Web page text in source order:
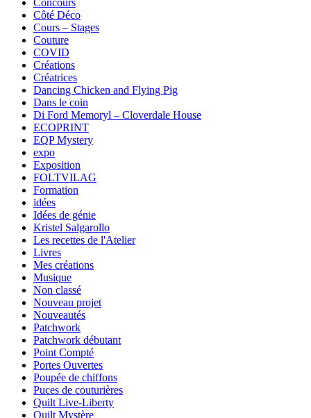
Concours
Côté Déco
Cours – Stages
Couture
COVID
Créations
Créatrices
Dancing Chicken and Flying Pig
Dans le coin
Di Ford Memoryl – Cloverdale House
ECOPRINT
EQP Mystery
expo
Exposition
FOLTVILAG
Formation
idées
Idées de génie
Kristel Salgarollo
Les recettes de l'Atelier
Livres
Mes créations
Musique
Non classé
Nouveau projet
Nouveautés
Patchwork
Patchwork débutant
Point Compté
Portes Ouvertes
Poupée de chiffons
Puces de couturières
Quilt Live-Liberty
Quilt Mystère